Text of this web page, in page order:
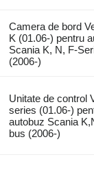
Camera de bord
K (01.06-) pentru
Scania K, N, F-
(2006-)
Unitate de control
series (01.06-)
autobuz Scania
bus (2006-)